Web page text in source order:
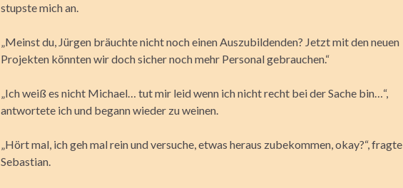
stupste mich an.
„Meinst du, Jürgen bräuchte nicht noch einen Auszubildenden? Jetzt mit den neuen
Projekten könnten wir doch sicher noch mehr Personal gebrauchen.“
„Ich weiß es nicht Michael… tut mir leid wenn ich nicht recht bei der Sache bin…“,
antwortete ich und begann wieder zu weinen.
„Hört mal, ich geh mal rein und versuche, etwas heraus zubekommen, okay?“, fragte
Sebastian.